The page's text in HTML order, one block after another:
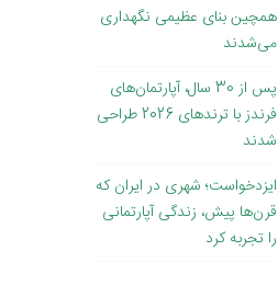
همچین بنای عظیمی نگهداری
می‌شدند
پس از 30 سال، آپارتمان‌های
فرندز با ترندهای 2026 طراحی
شدند
ایزدخواست؛ شهری در ایران که
قرن‌ها پیش، زندگی آپارتمانی
را تجربه کرد